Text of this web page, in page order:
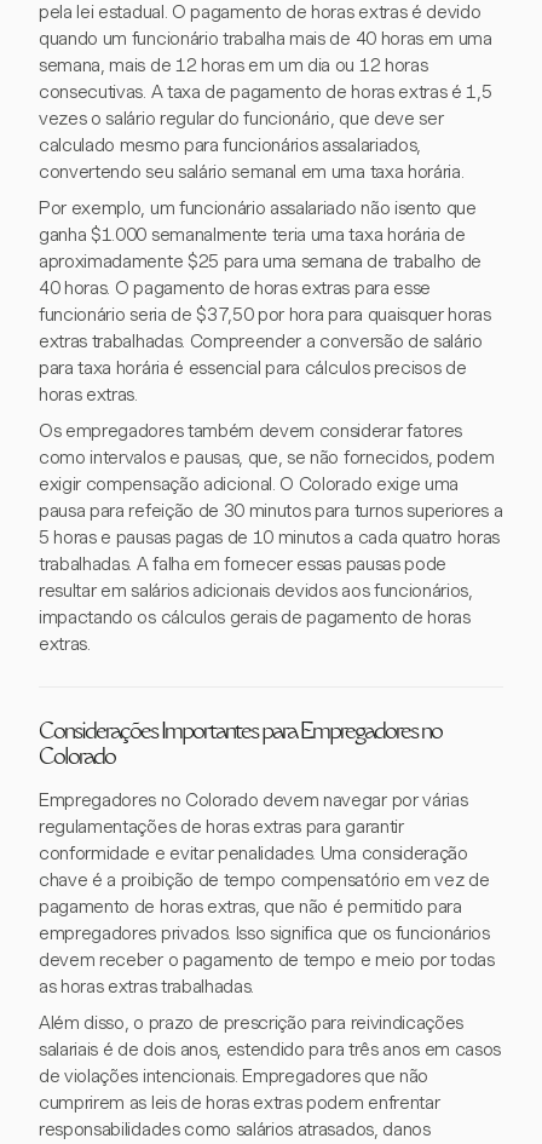
pela lei estadual. O pagamento de horas extras é devido
quando um funcionário trabalha mais de 40 horas em uma
semana, mais de 12 horas em um dia ou 12 horas
consecutivas. A taxa de pagamento de horas extras é 1,5
vezes o salário regular do funcionário, que deve ser
calculado mesmo para funcionários assalariados,
convertendo seu salário semanal em uma taxa horária.
Por exemplo, um funcionário assalariado não isento que
ganha $1.000 semanalmente teria uma taxa horária de
aproximadamente $25 para uma semana de trabalho de
40 horas. O pagamento de horas extras para esse
funcionário seria de $37,50 por hora para quaisquer horas
extras trabalhadas. Compreender a conversão de salário
para taxa horária é essencial para cálculos precisos de
horas extras.
Os empregadores também devem considerar fatores
como intervalos e pausas, que, se não fornecidos, podem
exigir compensação adicional. O Colorado exige uma
pausa para refeição de 30 minutos para turnos superiores a
5 horas e pausas pagas de 10 minutos a cada quatro horas
trabalhadas. A falha em fornecer essas pausas pode
resultar em salários adicionais devidos aos funcionários,
impactando os cálculos gerais de pagamento de horas
extras.
Considerações Importantes para Empregadores no
Colorado
Empregadores no Colorado devem navegar por várias
regulamentações de horas extras para garantir
conformidade e evitar penalidades. Uma consideração
chave é a proibição de tempo compensatório em vez de
pagamento de horas extras, que não é permitido para
empregadores privados. Isso significa que os funcionários
devem receber o pagamento de tempo e meio por todas
as horas extras trabalhadas.
Além disso, o prazo de prescrição para reivindicações
salariais é de dois anos, estendido para três anos em casos
de violações intencionais. Empregadores que não
cumprirem as leis de horas extras podem enfrentar
responsabilidades como salários atrasados, danos